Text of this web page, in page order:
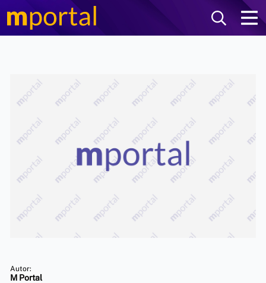
Autor:
M Portal